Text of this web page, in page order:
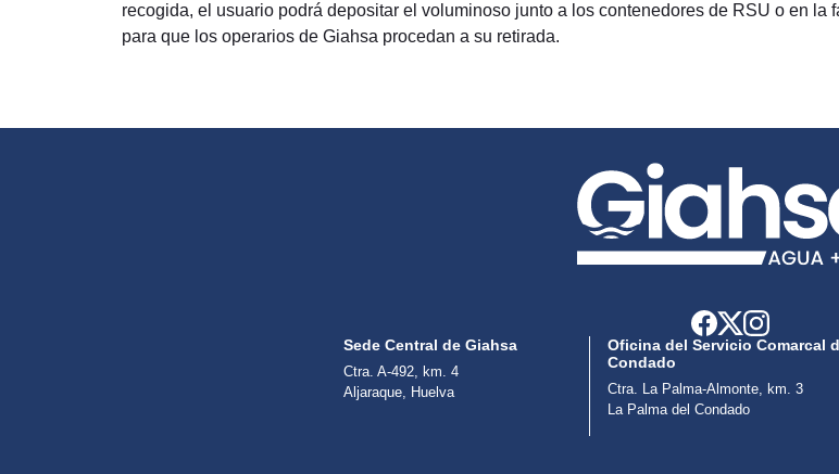
recogida, el usuario podrá depositar el voluminoso junto a los contenedores de RSU o en
para que los operarios de Giahsa procedan a su retirada.
Sede Central de Giahsa
Ctra. A-492, km. 4
Aljaraque, Huelva
Oficina del Servicio Comarcal
Condado
Ctra. La Palma-Almonte, km. 3
La Palma del Condado